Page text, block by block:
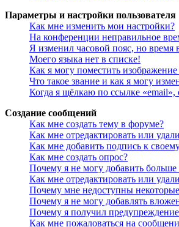
Параметры и настройки пользователя
Как мне изменить мои настройки?
На конференции неправильное
Я изменил часовой пояс, но время
Моего языка нет в списке!
Как я могу поместить
Что такое звание и как я могу
Когда я щёлкаю по ссылке
Создание сообщений
Как мне создать тему в форуме?
Как мне отредактировать или
Как мне добавить подпись к
Как мне создать опрос?
Почему я не могу добавить больше
Как мне отредактировать или
Почему мне недоступны
Почему я не могу добавлять
Почему я получил
Как мне пожаловаться на